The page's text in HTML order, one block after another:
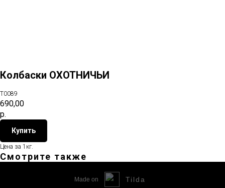
Колбаски ОХОТНИЧЬИ
T0089
690,00
р.
Купить
Цена за 1кг.
Смотрите также
Made on Tilda